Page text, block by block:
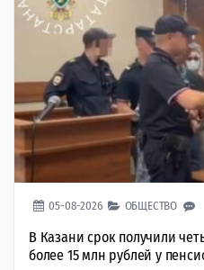
05-08-2026 ОБЩЕСТВО
В Казани срок получили
более 15 млн рублей у